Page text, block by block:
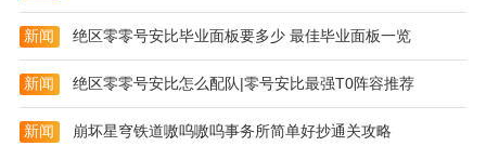
新闻 绝区零零号安比毕业面板要多少 最佳毕业面板一览
新闻 绝区零零号安比怎么配队|零号安比最强T0阵容推荐
新闻 崩坏星穹铁道嗷呜嗷呜事务所简单好抄通关攻略